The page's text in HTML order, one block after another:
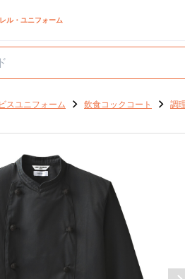
ル・ユニフォーム
スユニフォーム 飲食コックコート 調